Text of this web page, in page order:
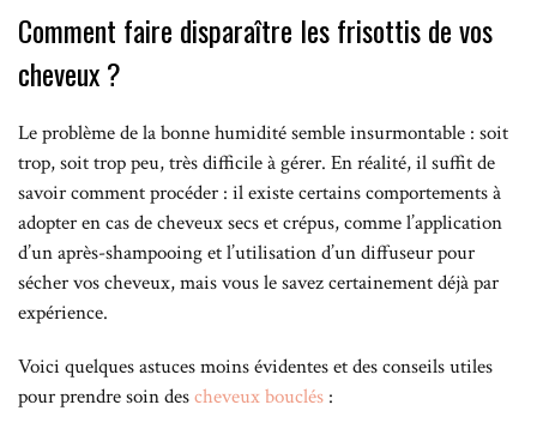
Comment faire disparaître les frisottis de vos
cheveux ?
Le problème de la bonne humidité semble insurmontable : soit
trop, soit trop peu, très difficile à gérer. En réalité, il suffit de
savoir comment procéder : il existe certains comportements à
adopter en cas de cheveux secs et crépus, comme l’application
d’un après-shampooing et l’utilisation d’un diffuseur pour
sécher vos cheveux, mais vous le savez certainement déjà par
expérience.
Voici quelques astuces moins évidentes et des conseils utiles
pour prendre soin descheveux bouclés :